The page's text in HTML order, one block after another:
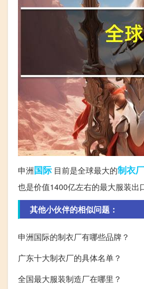
申洲国际目前是全球最大的制衣厂
也是价值1400亿左右的最大服装出
其他小伙伴的相似问题：
申洲国际的制衣厂有哪些品牌？
广东十大制衣厂的具体名单？
全国最大服装制造厂在哪里？